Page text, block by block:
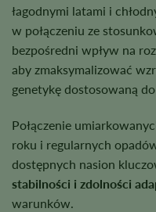
łagodnymi latami i
w połączeniu ze
bezpośredni wpływ na
aby zmaksymalizować
genetykę dostosowaną
Połączenie
roku i regularnych
dostępnych nasion
stabilności i zdolności
warunków.